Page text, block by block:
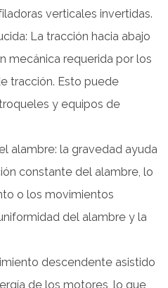
verticales invertidas.
La tracción hacia abajo
mecánica requerida por los
tracción. Esto puede
y equipos de
alambre: la gravedad ayuda
constante del alambre, lo
o los movimientos
del alambre y la
descendente asistido
de los motores, lo que